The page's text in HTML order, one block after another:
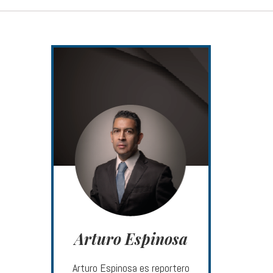
Arturo Espinosa
Arturo Espinosa es reportero